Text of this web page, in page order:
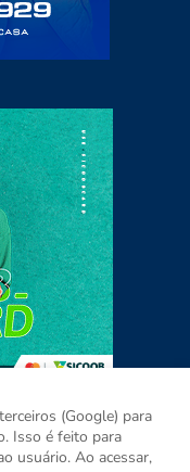
(Google) para
Isso é feito para
usuário. Ao acessar,